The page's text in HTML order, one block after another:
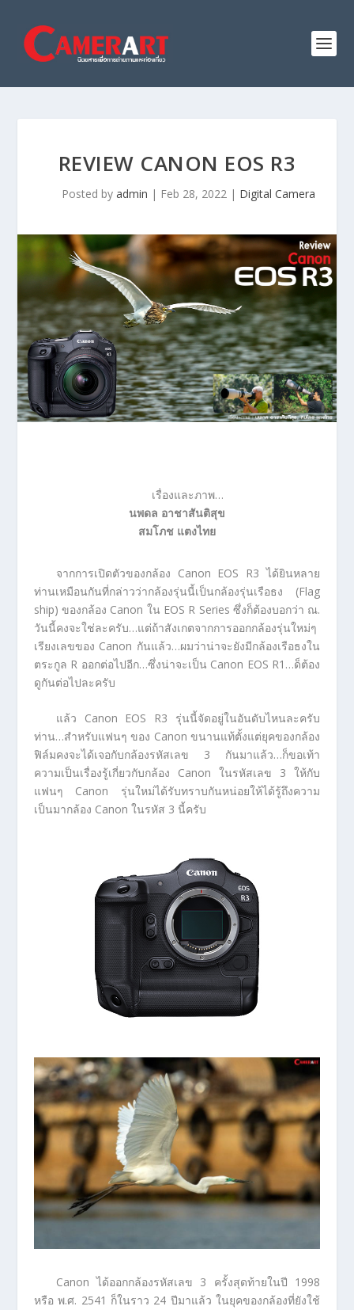
REVIEW CANON EOS R3
Posted by admin | Feb 28, 2022| Digital Camera
เรื่องและภาพ…
นพดล อาชาสันติสุข
สมโภช แตงไทย
จากการเปิดตัวของกล้อง Canon EOS R3 ได้ยินหลาย
ท่านเหมือนกันที่กล่าวว่ากล้องรุ่นนี้เป็นกล้องรุ่นเรือธง (Flag
ship) ของกล้อง Canon ใน EOS R Series ซึ่งก็ต้องบอกว่า ณ.
วันนี้คงจะใช่ละครับ…แต่ถ้าสังเกตจากการออกกล้องรุ่นใหม่ๆ
เรียงเลขของ Canon กันแล้ว…ผมว่าน่าจะยังมีกล้องเรือธงใน
ตระกูล R ออกต่อไปอีก…ซึ่งน่าจะเป็น Canon EOS R1…ด็ต้อง
ดูกันต่อไปละครับ
แล้ว Canon EOS R3 รุ่นนี้จัดอยู่ในอันดับไหนละครับ
ท่าน…สำหรับแฟนๆ ของ Canon ขนานแท้ตั้งแต่ยุคของกล้อง
ฟิล์มคงจะได้เจอกับกล้องรหัสเลข 3 กันมาแล้ว…ก็ขอเท้า
ความเป็นเรื่องรู้เกี่ยวกับกล้อง Canon ในรหัสเลข 3 ให้กับ
แฟนๆ Canon รุ่นใหม่ได้รับทราบกันหน่อยให้ได้รู้ถึงความ
เป็นมากล้อง Canon ในรหัส 3 นี้ครับ
Canon ได้ออกกล้องรหัสเลข 3 ครั้งสุดท้ายในปี 1998
หรือ พ.ศ. 2541 ก็ในราว 24 ปีมาแล้ว ในยุคของกล้องที่ยังใช้